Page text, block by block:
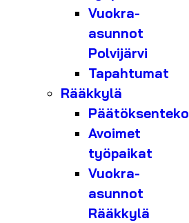
Vuokra-
asunnot
Polvijärvi
Tapahtumat
Rääkkylä
Päätöksenteko
Avoimet
työpaikat
Vuokra-
asunnot
Rääkkylä